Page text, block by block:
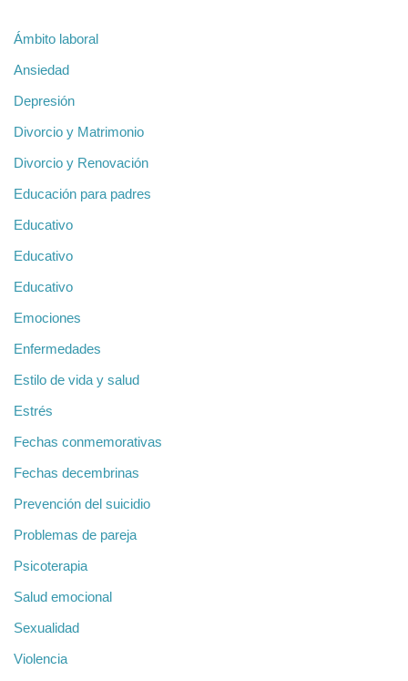
Ámbito laboral
Ansiedad
Depresión
Divorcio y Matrimonio
Divorcio y Renovación
Educación para padres
Educativo
Educativo
Educativo
Emociones
Enfermedades
Estilo de vida y salud
Estrés
Fechas conmemorativas
Fechas decembrinas
Prevención del suicidio
Problemas de pareja
Psicoterapia
Salud emocional
Sexualidad
Violencia